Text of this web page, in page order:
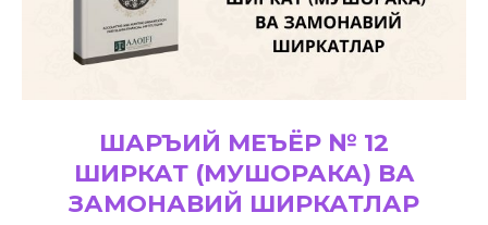
ШАРЪИЙ МЕЪЁР № 12
ШИРКАТ (МУШОРАКА) ВА
ЗАМОНАВИЙ ШИРКАТЛАР